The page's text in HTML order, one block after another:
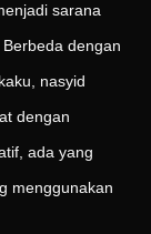
sarana
dengan
nasyid
dengan
ada yang
menggunakan